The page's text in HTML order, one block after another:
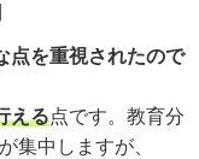
点を重視されたので
える点です。教育分
集中しますが、